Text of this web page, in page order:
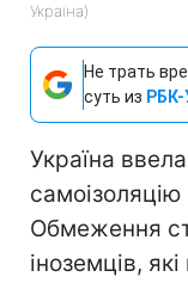
Україна)
Не трать
суть из РБК-
Україна
самоізоляцію
Обмеження
іноземців,